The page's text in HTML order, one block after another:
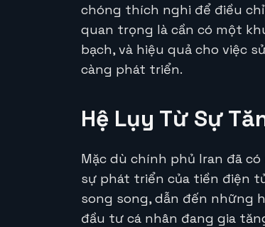
chóng thích nghi để điều
quan trọng là cần có một
bạch, và hiệu quả cho việc
càng phát triển.
Hệ Lụy Từ Sự
Mặc dù chính phủ Iran đã
sự phát triển của tiền điện
song song, dẫn đến những
đầu tư cá nhân đang gia